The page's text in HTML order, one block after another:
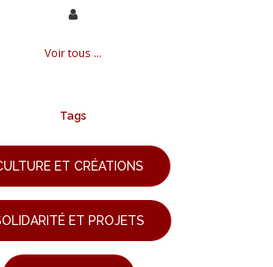
Voir tous ...
Tags
ET CRÉATIONS
ET PROJETS